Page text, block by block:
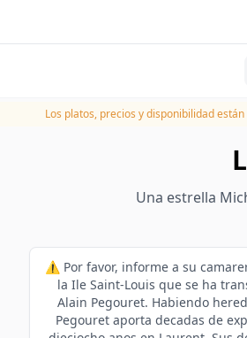
Los platos, precios y disponibilidad
Una estrella
⚠️ Por favor, informe a su
la Ile Saint-Louis que se ha
Alain Pegouret. Habiendo
Pegouret aporta decadas de